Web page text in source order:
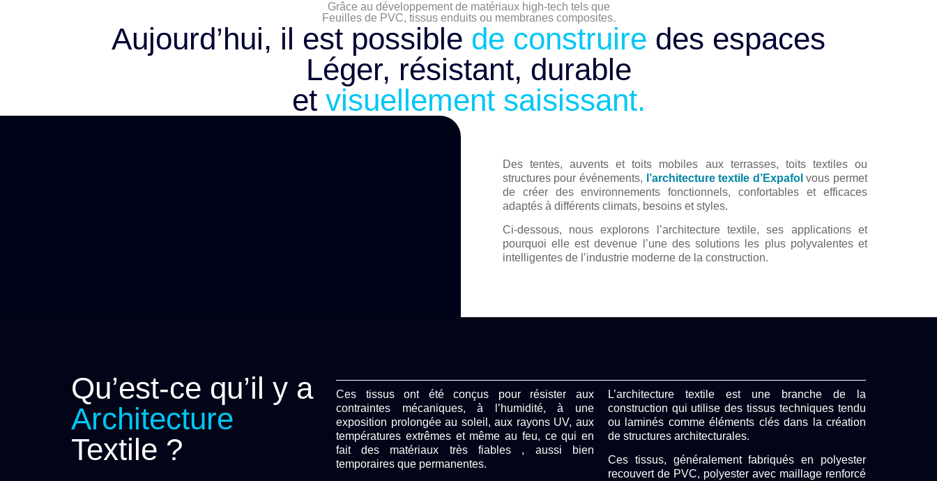
Grâce au développement de matériaux high-tech tels que
Feuilles de PVC, tissus enduits ou membranes composites.
Aujourd’hui, il est possible de construire des espaces
Léger, résistant, durable
et visuellement saisissant.
Des tentes, auvents et toits mobiles aux terrasses, toits textiles ou
structures pour événements,
l’architecture textile d’Expafol vous permet
de créer des environnements fonctionnels, confortables et efficaces
adaptés à différents climats, besoins et styles.
Ci-dessous, nous explorons l’architecture textile, ses applications et
pourquoi elle est devenue l’une des solutions les plus polyvalentes et
intelligentes de l’industrie moderne de la construction.
Qu’est-ce qu’il y a
Architecture
Textile ?
Ces tissus ont été conçus pour résister aux
contraintes mécaniques, à l’humidité, à une
exposition prolongée au soleil, aux rayons UV, aux
températures extrêmes et même au feu, ce qui en
fait des matériaux très fiables , aussi bien
temporaires que permanentes.
L’architecture textile est une branche de la
construction qui utilise des tissus techniques tendu
ou laminés comme éléments clés dans la création
de structures architecturales.
Ces tissus, généralement fabriqués en polyester
recouvert de PVC, polyester avec maillage renforcé